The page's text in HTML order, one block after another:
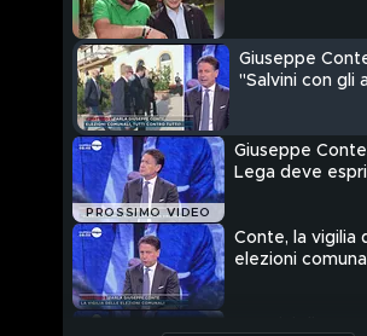
Giuseppe
"Salvini con gli
PROSSIMO VIDEO
Giuseppe
Lega deve
Conte, la vigilia
elezioni